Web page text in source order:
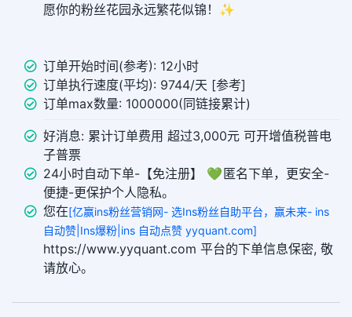
愿你的粉丝花园永远繁花似锦！✨
订单开始时间(参考): 12小时
订单执行速度(平均): 9744/天 [参考]
订单max数量: 1000000(同链接累计)
好消息: 累计订单费用 超过3,000元 可开增值税普电
子普票
24小时自动下单-【免注册】 💚 匿名下单，更安全-
便捷-更保护个人隐私。
您在[亿赢ins粉丝营销网- 选Ins粉丝自助平台，赢未来- ins
自动赞|Ins爆粉|ins 自动点赞 yyquant.com]
https://www.yyquant.com 平台的下单信息保密, 敬
请放心。